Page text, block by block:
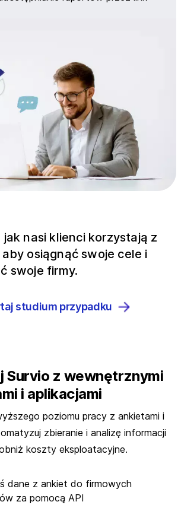
jak nasi klienci korzystają z
aby osiągnąć swoje cele i
swoje firmy.
studium przypadku
Survio z wewnętrznymi
i aplikacjami
poziomu pracy z ankietami i
zbieranie i analizę informacji
koszty eksploatacyjne.
dane z ankiet do firmowych
za pomocą API